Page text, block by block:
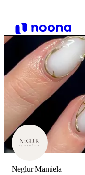
Neglur Manúela